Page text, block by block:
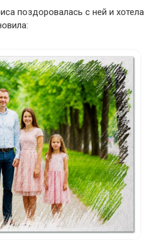
поздоровалась с ней и хотела